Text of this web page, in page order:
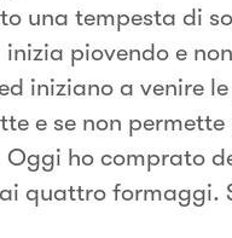
una tempesta di
inizia piovendo e
iniziano a venire
e se non
ho comprato
quattro formaggi.